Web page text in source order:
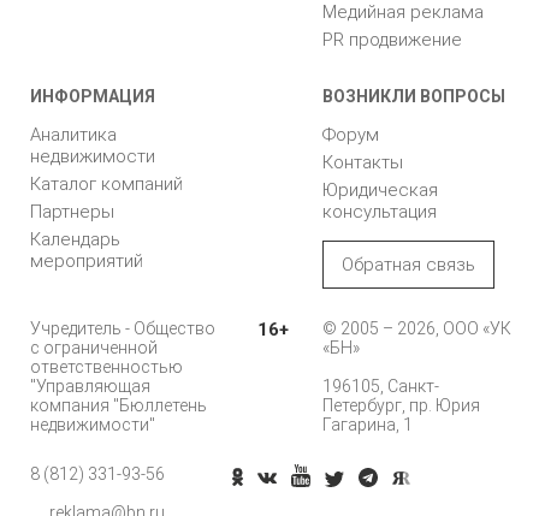
Медийная реклама
PR продвижение
ИНФОРМАЦИЯ
Аналитика
недвижимости
Каталог компаний
Партнеры
Календарь
мероприятий
ВОЗНИКЛИ ВОПРОСЫ
Форум
Контакты
Юридическая
консультация
Обратная связь
Учредитель - Общество
с ограниченной
ответственностью
"Управляющая
компания "Бюллетень
недвижимости"
16+
© 2005 – 2026, ООО «УК
«БН»
196105, Санкт-
Петербург, пр. Юрия
Гагарина, 1
8 (812) 331-93-56